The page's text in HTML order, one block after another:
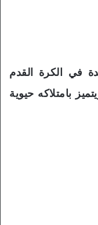
في الكرة القدم
من العمر 20 عاماً ويتميز بامتلاكه حيوية